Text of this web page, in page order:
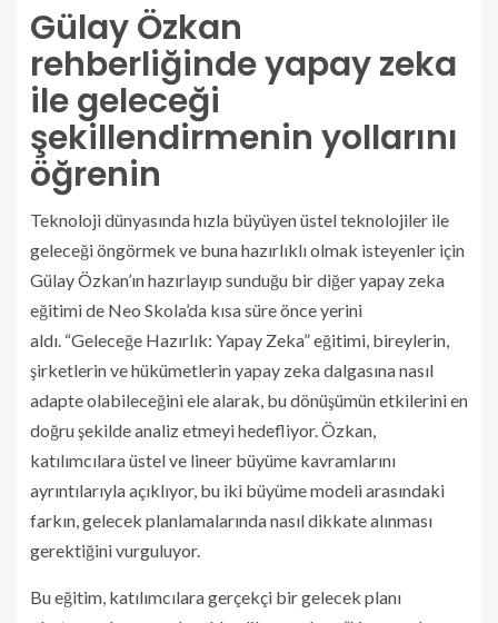
Gülay Özkan
rehberliğinde yapay zeka
ile geleceği
şekillendirmenin yollarını
öğrenin
Teknoloji dünyasında hızla büyüyen üstel teknolojiler ile
geleceği öngörmek ve buna hazırlıklı olmak isteyenler için
Gülay Özkan’ın hazırlayıp sunduğu bir diğer yapay zeka
eğitimi de Neo Skola’da kısa süre önce yerini
aldı. “Geleceğe Hazırlık: Yapay Zeka” eğitimi, bireylerin,
şirketlerin ve hükümetlerin yapay zeka dalgasına nasıl
adapte olabileceğini ele alarak, bu dönüşümün etkilerini en
doğru şekilde analiz etmeyi hedefliyor. Özkan,
katılımcılara üstel ve lineer büyüme kavramlarını
ayrıntılarıyla açıklıyor, bu iki büyüme modeli arasındaki
farkın, gelecek planlamalarında nasıl dikkate alınması
gerektiğini vurguluyor.
Bu eğitim, katılımcılara gerçekçi bir gelecek planı